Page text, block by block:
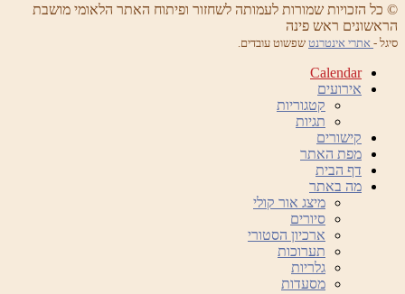
© כל הזכויות שמורות לעמותה לשחזור ופיתוח האתר הלאומי מושבת
הראשונים ראש פינה
סיגל - אתרי אינטרנט שפשוט עובדים.
Calendar
אירועים
קטגוריות
תגיות
קישורים
מפת האתר
דף הבית
מה באתר
מיצג אור קולי
סיורים
ארכיון הסטורי
תערוכות
גלריות
מסעדות